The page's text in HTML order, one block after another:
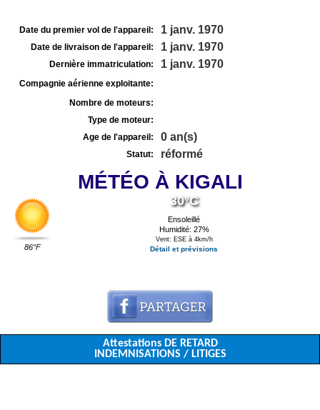
Date du premier vol de l'appareil: 1 janv. 1970
Date de livraison de l'appareil: 1 janv. 1970
Dernière immatriculation: 1 janv. 1970
Compagnie aérienne exploitante:
Nombre de moteurs:
Type de moteur:
Age de l'appareil:
0 an(s)
Statut: réformé
MÉTÉO À KIGALI
86°F
30°C
Ensoleillé
Humidité: 27%
Vent: ESE à 4km/h
Détail et prévisions
Attestations DE RETARD
INDEMNISATIONS / LITIGES